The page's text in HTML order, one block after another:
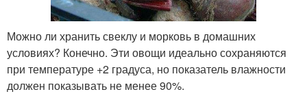
Можно ли хранить свеклу и морковь в домашних
условиях? Конечно. Эти овощи идеально сохраняются
при температуре +2 градуса, но показатель влажности
должен показывать не менее 90%.